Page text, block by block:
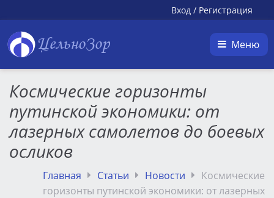
Вход / Регистрация
ЦельноЗор Меню
Космические горизонты
путинской экономики: от
лазерных самолетов до боевых
осликов
Главная Статьи Новости
Космические
горизонты путинской экономики: от лазерных